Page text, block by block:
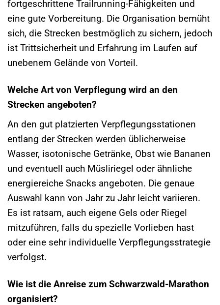
fortgeschrittene Trailrunning-Fähigkeiten und
eine gute Vorbereitung. Die Organisation bemüht
sich, die Strecken bestmöglich zu sichern, jedoch
ist Trittsicherheit und Erfahrung im Laufen auf
unebenem Gelände von Vorteil.
Welche Art von Verpflegung wird an den
Strecken angeboten?
An den gut platzierten Verpflegungsstationen
entlang der Strecken werden üblicherweise
Wasser, isotonische Getränke, Obst wie Bananen
und eventuell auch Müsliriegel oder ähnliche
energiereiche Snacks angeboten. Die genaue
Auswahl kann von Jahr zu Jahr leicht variieren.
Es ist ratsam, auch eigene Gels oder Riegel
mitzuführen, falls du spezielle Vorlieben hast
oder eine sehr individuelle Verpflegungsstrategie
verfolgst.
Wie ist die Anreise zum Schwarzwald-Marathon
organisiert?